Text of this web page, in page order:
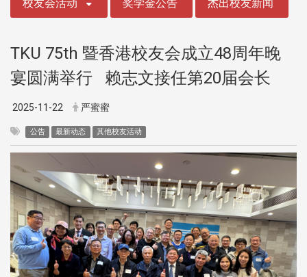
校友会活动 奖学金公告 杰出校友新闻
TKU 75th 暨香港校友会成立48周年晚
宴圆满举行 赖志文接任第20届会长
2025-11-22 严蜜蜜
公告 最新动态 其他校友活动